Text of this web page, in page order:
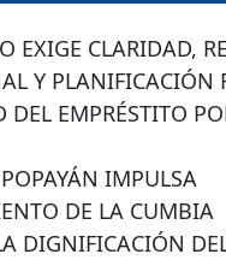
EXIGE CLARIDAD,
Y PLANIFICACIÓN
DEL EMPRÉSTITO
IMPULSA
DE LA CUMBIA
DIGNIFICACIÓN